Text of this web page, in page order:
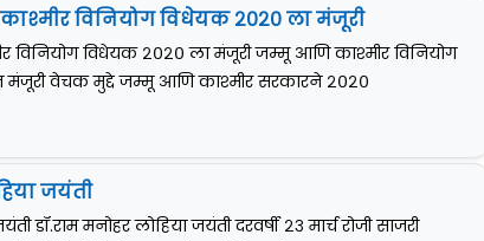
विनियोग विधेयक २०२० ला मंजूरी
विधेयक २०२० ला मंजूरी जम्मू आणि काश्मीर विनियोग
वेचक मुद्दे जम्मू आणि काश्मीर सरकारने २०२०
जयंती
डॉ.राम मनोहर लोहिया जयंती दरवर्षी २३ मार्च रोजी साजरी